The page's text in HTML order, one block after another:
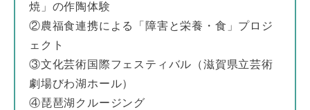
焼」の作陶体験
②農福食連携による「障害と栄養・食」プロジ
ェクト
③文化芸術国際フェスティバル（滋賀県立芸術
劇場びわ湖ホール）
④琵琶湖クルージング